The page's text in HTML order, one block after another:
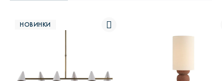
НОВИНКИ